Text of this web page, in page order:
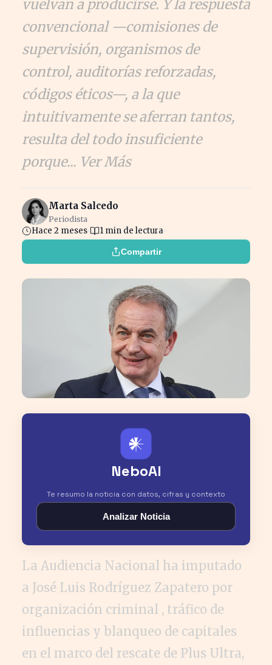
vuelvan a producirse. Y la respuesta
convencional —comisiones de
supervisión, organismos de
control, auditorías reforzadas,
códigos éticos—, a la que
intuitivamente se aferran tantos,
resulta del todo insuficiente
porque... Ver Más
Marta Salcedo
Periodista
Hace 2 meses 1 min de lectura
Compartir
𒀭
NeboAI
Te resumo la noticia con datos, cifras y contexto
Analizar Noticia
La Audiencia Nacional ha imputado
a José Luis Rodríguez Zapatero por
organización criminal , tráfico de
influencias y blanqueo de capitales
en el marco del rescate de Plus Ultra,